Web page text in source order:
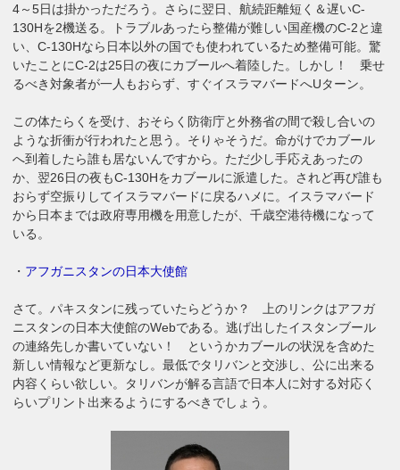
4～5日は掛かっただろう。さらに翌日、航続距離短く＆遅いC-
130Hを2機送る。トラブルあったら整備が難しい国産機のC-2と違
い、C-130Hなら日本以外の国でも使われているため整備可能。驚
いたことにC-2は25日の夜にカブールへ着陸した。しかし！ 乗せ
るべき対象者が一人もおらず、すぐイスラマバードへUターン。
この体たらくを受け、おそらく防衛庁と外務省の間で殺し合いの
ような折衝が行われたと思う。そりゃそうだ。命がけでカブール
へ到着したら誰も居ないんですから。ただ少し手応えあったの
か、翌26日の夜もC-130Hをカブールに派遣した。されど再び誰も
おらず空振りしてイスラマバードに戻るハメに。イスラマバード
から日本までは政府専用機を用意したが、千歳空港待機になって
いる。
・ アフガニスタンの日本大使館
さて。パキスタンに残っていたらどうか？ 上のリンクはアフガ
ニスタンの日本大使館のWebである。逃げ出したイスタンブール
の連絡先しか書いていない！ というかカブールの状況を含めた
新しい情報など更新なし。最低でタリバンと交渉し、公に出来る
内容くらい欲しい。タリバンが解る言語で日本人に対する対応く
らいプリント出来るようにするべきでしょう。